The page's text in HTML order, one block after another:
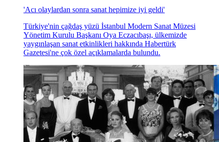
'Acı olaylardan sonra sanat hepimize iyi geldi'
Türkiye'nin çağdaş yüzü İstanbul Modern Sanat Müzesi
Yönetim Kurulu Başkanı Oya Eczacıbaşı, ülkemizde
yaygınlaşan sanat etkinlikleri hakkında Habertürk
Gazetesi'ne çok özel açıklamalarda bulundu.